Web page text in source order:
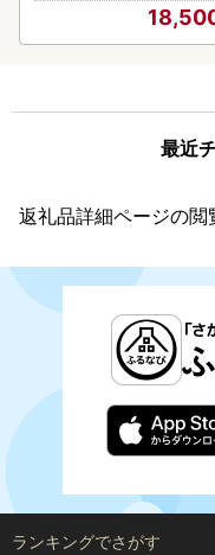
最近
返礼品詳細ページの閲
ランキングでさがす